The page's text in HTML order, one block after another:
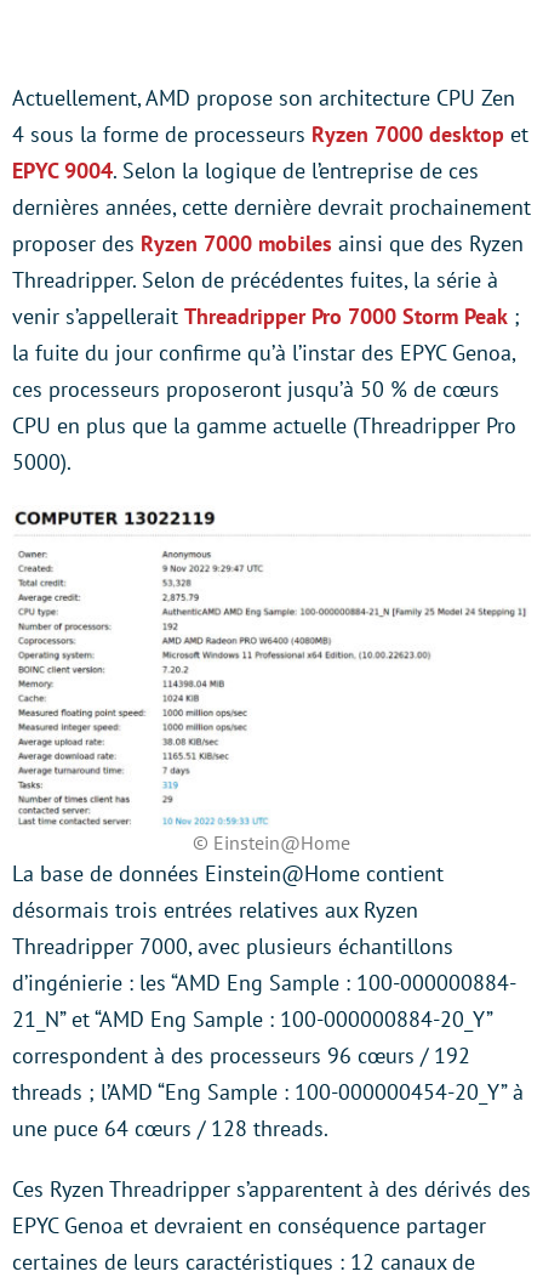
Actuellement, AMD propose son architecture CPU Zen
4 sous la forme de processeurs Ryzen 7000 desktop et
EPYC 9004. Selon la logique de l’entreprise de ces
dernières années, cette dernière devrait prochainement
proposer des Ryzen 7000 mobiles ainsi que des Ryzen
Threadripper. Selon de précédentes fuites, la série à
venir s’appellerait Threadripper Pro 7000 Storm Peak ;
la fuite du jour confirme qu’à l’instar des EPYC Genoa,
ces processeurs proposeront jusqu’à 50 % de cœurs
CPU en plus que la gamme actuelle (Threadripper Pro
5000).
© Einstein@Home
La base de données Einstein@Home contient
désormais trois entrées relatives aux Ryzen
Threadripper 7000, avec plusieurs échantillons
d’ingénierie : les “AMD Eng Sample : 100-000000884-
21_N” et “AMD Eng Sample : 100-000000884-20_Y”
correspondent à des processeurs 96 cœurs / 192
threads ; l’AMD “Eng Sample : 100-000000454-20_Y” à
une puce 64 cœurs / 128 threads.
Ces Ryzen Threadripper s’apparentent à des dérivés des
EPYC Genoa et devraient en conséquence partager
certaines de leurs caractéristiques : 12 canaux de